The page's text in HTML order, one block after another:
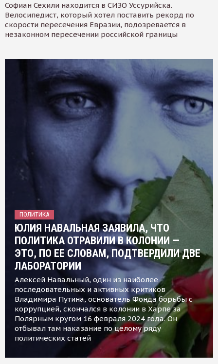
Софиан Сехили находится в СИЗО Уссурийска.
Велосипедист, который хотел поставить рекорд по
скорости пересечения Евразии, подозревается в
незаконном пересечении российской границы
ПОЛИТИКА
ЮЛИЯ НАВАЛЬНАЯ ЗАЯВИЛА, ЧТО
ПОЛИТИКА ОТРАВИЛИ В КОЛОНИИ —
ЭТО, ПО ЕЕ СЛОВАМ, ПОДТВЕРДИЛИ ДВЕ
ЛАБОРАТОРИИ
Алексей Навальный, один из наиболее
последовательных и активных критиков
Владимира Путина, основатель Фонда борьбы с
коррупцией, скончался в колонии в Харпе за
Полярным кругом 16 февраля 2024 года. Он
отбывал там наказание по целому ряду
политических статей